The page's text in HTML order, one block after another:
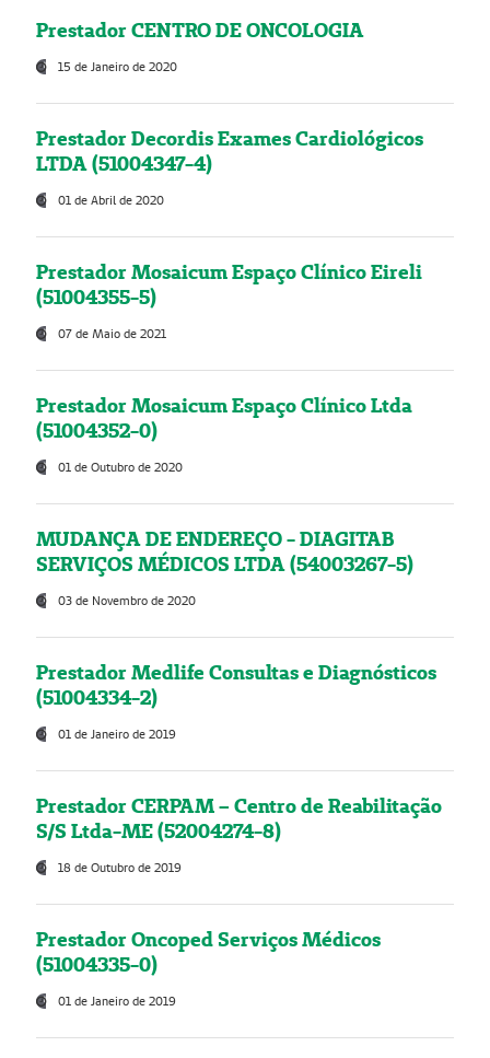
Prestador CENTRO DE ONCOLOGIA
15 de Janeiro de 2020
Prestador Decordis Exames Cardiológicos
LTDA (51004347-4)
01 de Abril de 2020
Prestador Mosaicum Espaço Clínico Eireli
(51004355-5)
07 de Maio de 2021
Prestador Mosaicum Espaço Clínico Ltda
(51004352-0)
01 de Outubro de 2020
MUDANÇA DE ENDEREÇO - DIAGITAB
SERVIÇOS MÉDICOS LTDA (54003267-5)
03 de Novembro de 2020
Prestador Medlife Consultas e Diagnósticos
(51004334-2)
01 de Janeiro de 2019
Prestador CERPAM – Centro de Reabilitação
S/S Ltda-ME (52004274-8)
18 de Outubro de 2019
Prestador Oncoped Serviços Médicos
(51004335-0)
01 de Janeiro de 2019